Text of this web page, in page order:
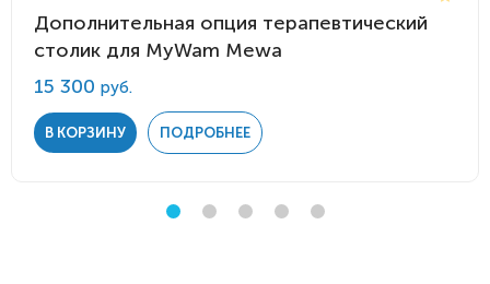
Дополнительная опция терапевтический
столик для MyWam Mewa
15 300 руб.
В КОРЗИНУ ПОДРОБНЕЕ